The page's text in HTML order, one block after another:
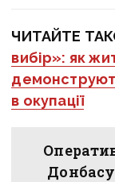
ЧИТАЙТЕ
вибір»: як
в окупації